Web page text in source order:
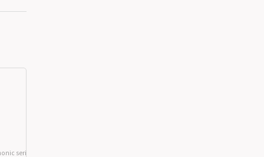
series ln(2)